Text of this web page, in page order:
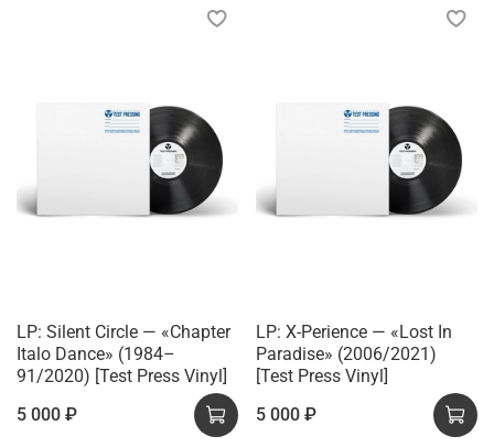
LP: Silent Circle — «Chapter
Italo Dance» (1984–
91/2020) [Test Press Vinyl]
5 000 ₽
LP: X-Perience — «Lost In
Paradise» (2006/2021)
[Test Press Vinyl]
5 000 ₽